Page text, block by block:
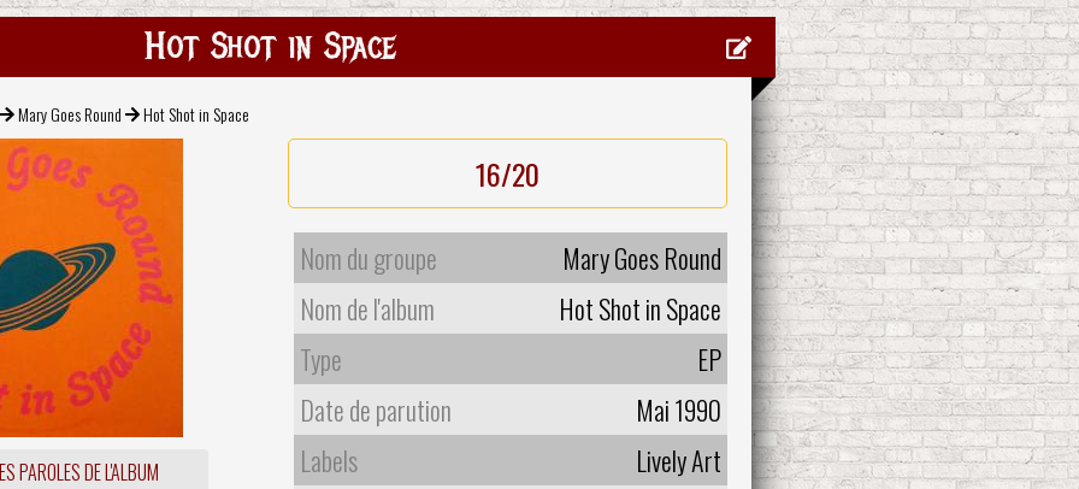
Hot Shot in Space
Mary Goes Round Hot Shot in Space
PAROLES DE L'ALBUM
16/20
Nom du groupe
Mary Goes Round
Nom de l'album
Hot Shot in Space
Type
EP
Date de parution
Mai 1990
Labels
Lively Art